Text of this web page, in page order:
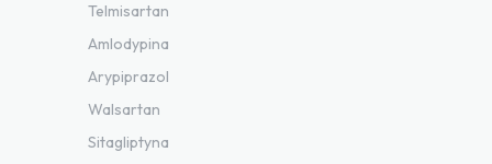
Telmisartan
Amlodypina
Arypiprazol
Walsartan
Sitagliptyna